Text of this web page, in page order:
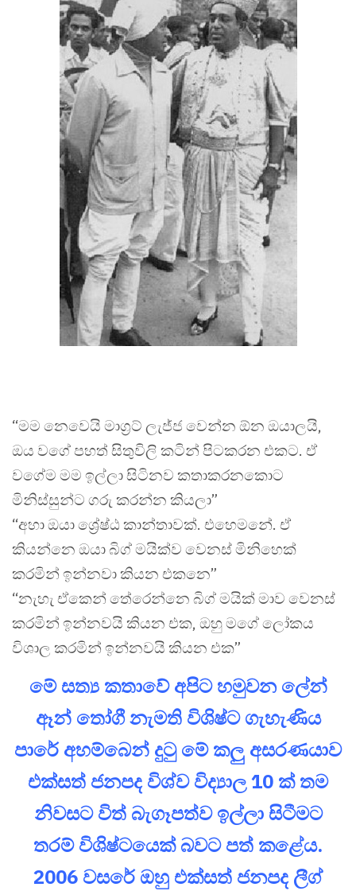
“මම නෙවෙයි මාග්‍රට් ලැජ්ජ වෙන්න ඕන ඔයාලයි,
ඔය වගේ පහත් සිතුවිලි කටින් පිටකරන එකට. ඒ
වගේම මම ඉල්ලා සිටිනව කතාකරනකොට
මිනිස්සුන්ට ගරු කරන්න කියලා”
“අහා ඔයා ශ්‍රේෂ්ඨ කාන්තාවක්. එහෙමනේ. ඒ
කියන්නෙ ඔයා බිග් මයික්ව වෙනස් මිනිහෙක්
කරමින් ඉන්නවා කියන එකනෙ”
“නැහැ ඒකෙන් තේරෙන්නෙ බිග් මයික් මාව වෙනස්
කරමින් ඉන්නවයි කියන එක, ඔහු මගේ ලෝකය
විශාල කරමින් ඉන්නවයි කියන එක”
මේ සත්‍ය කතාවේ අපිට හමුවන ලේන්
ඈන් තෝගී නැමති විශිෂ්ට ගැහැණිය
පාරේ අහම්බෙන් දුටු මේ කලු අසරණයාව
එක්සත් ජනපද විශ්ව විද්‍යාල 10 ක් තම
නිවසට විත් බැගෑපත්ව ඉල්ලා සිටීමට
තරම් විශිෂ්ටයෙක් බවට පත් කළේය.
2006 වසරේ ඔහු එක්සත් ජනපද ලීග්